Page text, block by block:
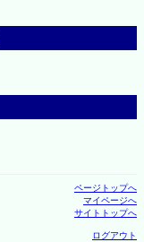
ページトップへ
マイページへ
サイトトップへ
ログアウト